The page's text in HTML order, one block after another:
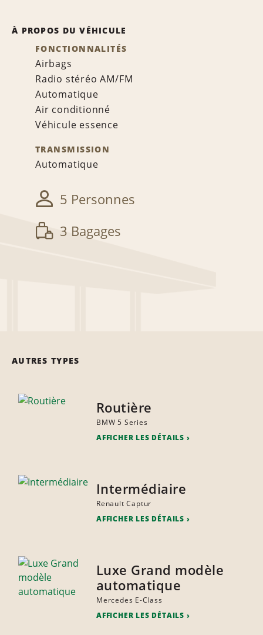
À PROPOS DU VÉHICULE
FONCTIONNALITÉS
Airbags
Radio stéréo AM/FM
Automatique
Air conditionné
Véhicule essence
TRANSMISSION
Automatique
5 Personnes
3 Bagages
AUTRES TYPES
Routière
BMW 5 Series
AFFICHER LES DÉTAILS
Intermédiaire
Renault Captur
AFFICHER LES DÉTAILS
Luxe Grand modèle
automatique
Mercedes E-Class
AFFICHER LES DÉTAILS